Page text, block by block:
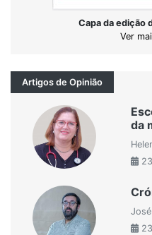
Capa da edição
Ver
Artigos de Opinião
da
23
23